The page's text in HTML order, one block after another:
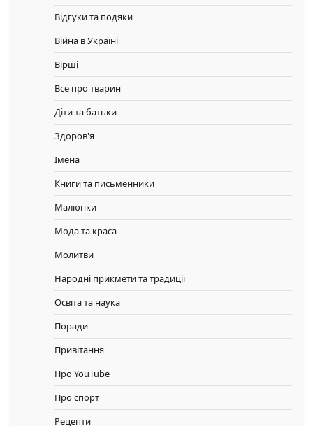
Відгуки та подяки
Війна в Україні
Вірші
Все про тварин
Діти та батьки
Здоров'я
Імена
Книги та письменники
Малюнки
Мода та краса
Молитви
Народні прикмети та традиції
Освіта та наука
Поради
Привітання
Про YouTube
Про спорт
Рецепти